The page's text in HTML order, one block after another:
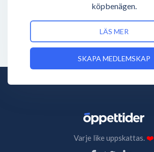
köpbenägen.
LÄS MER
SKAPA MEDLEMSKAP
Varje like uppskattas.❤️